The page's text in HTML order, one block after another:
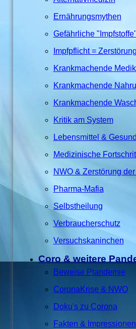
Ernährungsmythen
Gefährliche "Impfstoffe"
Impfpflicht =
Krankmachende
Krankmachende
Krankmachende
Kritik am System
Lebensmittel &
Medizinische
NWO & Zerstörung
Pharma-Mafia
Selbstheilung
Verbraucherschutz
Versuchskaninchen
Coro & weitere
Beweise Plandemie
CoronaKrise & NWO
Doku's zu Corona
Fakten & Impressionen